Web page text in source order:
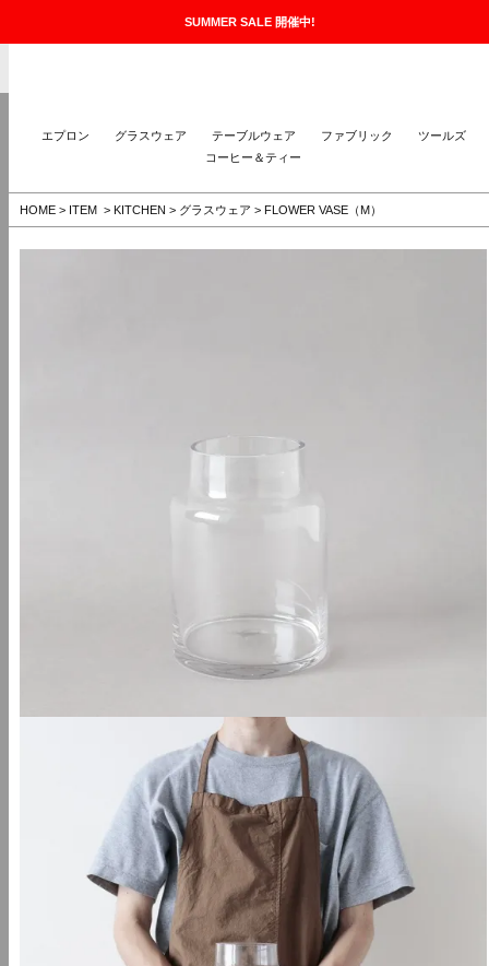
SUMMER SALE 開催中!
エプロン グラスウェア テーブルウェア ファブリック
ツールズ
コーヒー＆ティー
HOME > ITEM > KITCHEN > グラスウェア > FLOWER VASE（M）